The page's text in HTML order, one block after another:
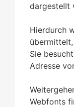
dargestellt
Hierdurch
Sie
Adresse
Webfonts